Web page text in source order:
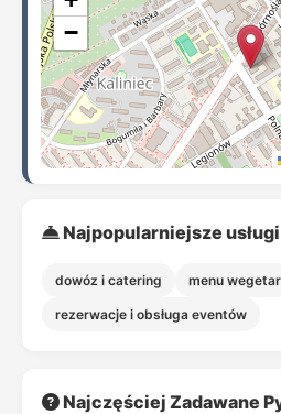
−
Najpopularniejsze
dowóz i catering menu
rezerwacje i obsługa eventów
Najczęściej Zadawane